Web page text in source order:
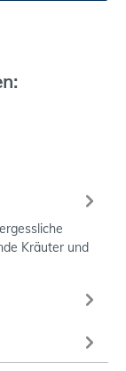
Kräuter und